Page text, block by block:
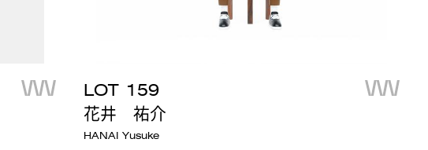
LOT 159
花井 祐介
HANAI Yusuke